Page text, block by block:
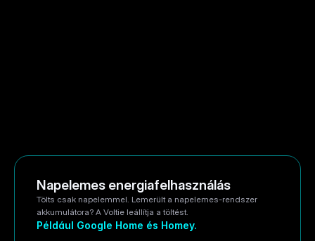
Napelemes energiafelhasználás
Tölts csak napelemmel. Lemerült a napelemes-rendszer
akkumulátora? A Voltie leállítja a töltést.
Például Google Home és Homey.